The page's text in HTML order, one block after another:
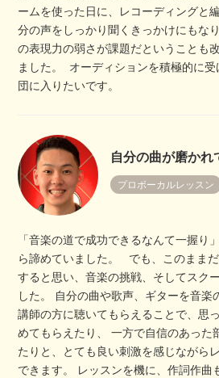
ームを使った日に、レコーディングと
分の声をしっかり聞くきっかけにもな
の表現力の弱さが課題だということも
ました。 オーディションを積極的に受
団に入りたいです。
自分の曲が磨かれ
プロボーカルレッスン
「音楽の道で成功できるなんて一握り
ら諦めていました。 でも、このまま
すると思い、音楽の挑戦、そしてスク
した。 自分の曲や歌声、ギターを音楽
講師の方に聴いてもらえることで、思
めてもらえたり、 一方で自信のあった
たりと、とても良い刺激を感じながら
できます。 レッスンを機に、作詞作曲